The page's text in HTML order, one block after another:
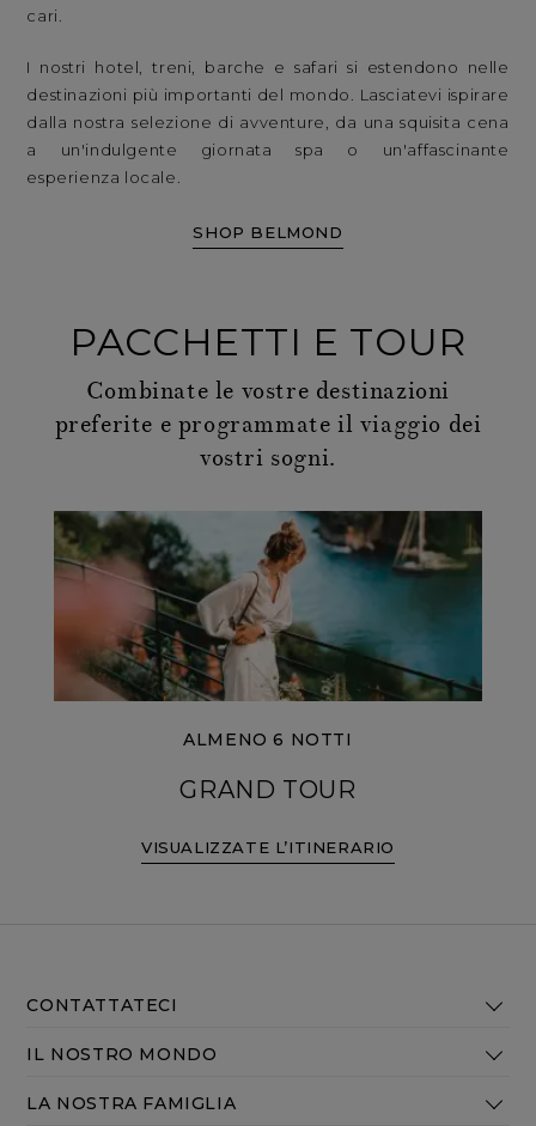
cari.
I nostri hotel, treni, barche e safari si estendono nelle
destinazioni più importanti del mondo. Lasciatevi ispirare
dalla nostra selezione di avventure, da una squisita cena
a un'indulgente giornata spa o un'affascinante
esperienza locale.
SHOP BELMOND
PACCHETTI E TOUR
Combinate le vostre destinazioni
preferite e programmate il viaggio dei
vostri sogni.
ALMENO 6 NOTTI
GRAND TOUR
VISUALIZZATE L’ITINERARIO
CONTATTATECI
IL NOSTRO MONDO
LA NOSTRA FAMIGLIA